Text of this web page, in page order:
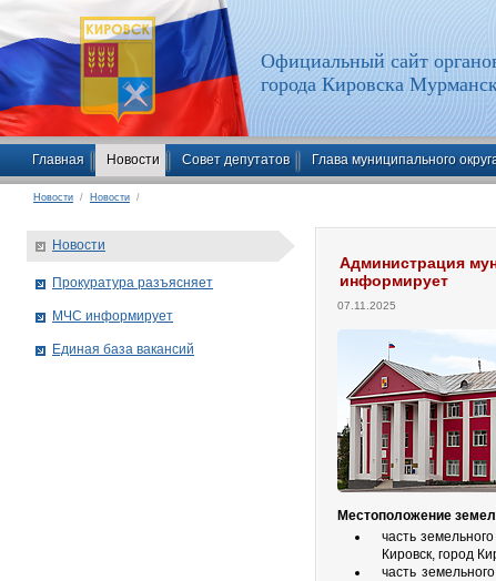
Официальный сайт
города Кировска
Главная Новости Совет депутатов Глава муниципального
Новости / Новости /
Администрация
информирует
07.11.2025
Местоположение
часть
Кировск, город
часть
Новости
Прокуратура разъясняет
МЧС информирует
Единая база вакансий